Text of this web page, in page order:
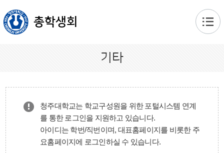
총학생회
기타
청주대학교는 학교구성원을 위한 포털시스템 연계
를 통한 로그인을 지원하고 있습니다.
아이디는 학번/직번이며, 대표홈페이지를 비롯한 주
요홈페이지에 로그인하실 수 있습니다.